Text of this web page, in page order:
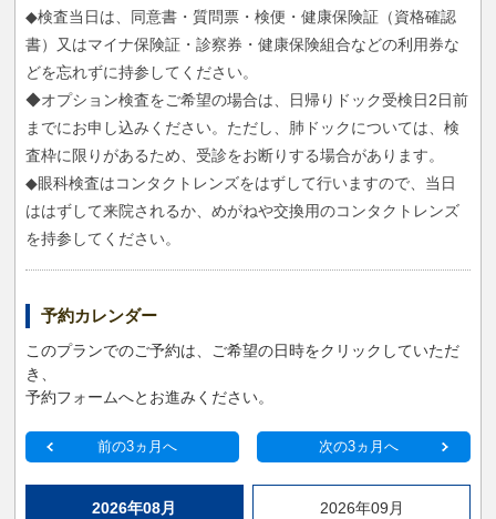
◆検査当日は、同意書・質問票・検便・健康保険証（資格確認
書）又はマイナ保険証・診察券・健康保険組合などの利用券な
どを忘れずに持参してください。
◆オプション検査をご希望の場合は、日帰りドック受検日2日前
までにお申し込みください。ただし、肺ドックについては、検
査枠に限りがあるため、受診をお断りする場合があります。
◆眼科検査はコンタクトレンズをはずして行いますので、当日
ははずして来院されるか、めがねや交換用のコンタクトレンズ
を持参してください。
予約カレンダー
このプランでのご予約は、ご希望の日時をクリックしていただ
き、
予約フォームへとお進みください。
前の3ヵ月へ 次の3ヵ月へ
2026年08月 2026年09月